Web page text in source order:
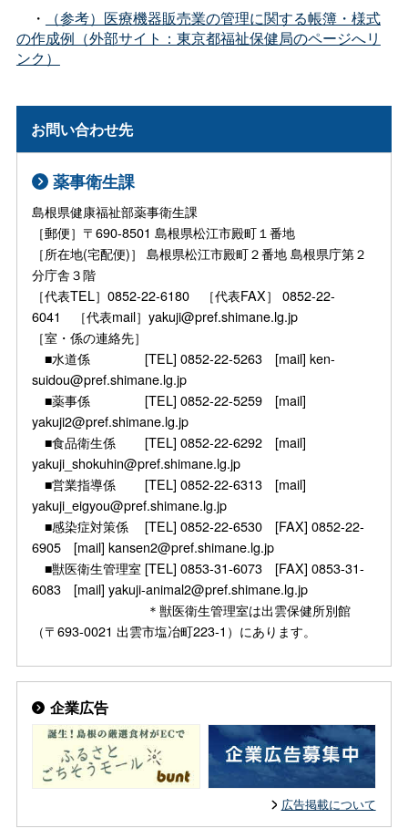
・
（参考）医療機器販売業の管理に関する帳簿・様式
の作成例（外部サイト：東京都福祉保健局のページへリ
ンク）
お問い合わせ先
薬事衛生課
島根県健康福祉部薬事衛生課
［郵便］〒690-8501 島根県松江市殿町１番地
［所在地(宅配便)］ 島根県松江市殿町２番地 島根県庁第２
分庁舎３階
［代表TEL］0852-22-6180 ［代表FAX］ 0852-22-
6041 ［代表mail］yakuji@pref.shimane.lg.jp
［室・係の連絡先］
■水道係 [TEL] 0852-22-5263 [mail] ken-
suidou@pref.shimane.lg.jp
■薬事係 [TEL] 0852-22-5259 [mail]
yakuji2@pref.shimane.lg.jp
■食品衛生係 [TEL] 0852-22-6292 [mail]
yakuji_shokuhin@pref.shimane.lg.jp
■営業指導係 [TEL] 0852-22-6313 [mail]
yakuji_eigyou@pref.shimane.lg.jp
■感染症対策係 [TEL] 0852-22-6530 [FAX] 0852-22-
6905 [mail] kansen2@pref.shimane.lg.jp
■獣医衛生管理室 [TEL] 0853-31-6073 [FAX] 0853-31-
6083 [mail] yakuji-animal2@pref.shimane.lg.jp
＊獣医衛生管理室は出雲保健所別館
（〒693-0021 出雲市塩冶町223-1）にあります。
企業広告
広告掲載について